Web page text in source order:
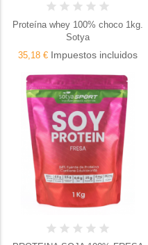
Proteína whey 100% choco 1kg.
Sotya
35,18 € Impuestos incluidos